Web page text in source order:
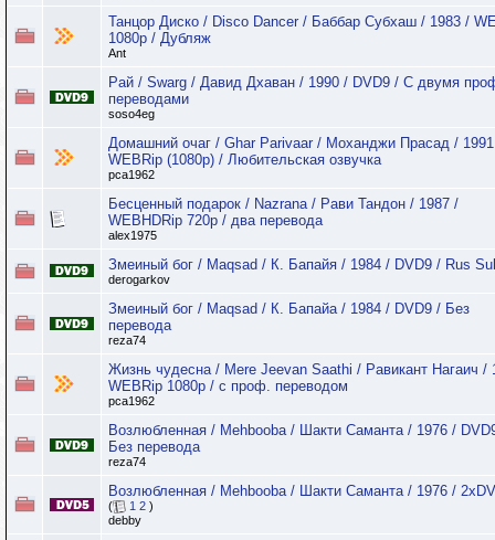
Танцор Диско / Disco Dancer / Баббар Субхаш / 1983 /
1080p / Дубляж
Ant
Рай / Swarg / Давид Дхаван / 1990 / DVD9 / С двумя
переводами
soso4eg
Домашний очаг / Ghar Parivaar / Моханджи Прасад /
WEBRip (1080p) / Любительская озвучка
pca1962
Бесценный подарок / Nazrana / Рави Тандон / 1987 /
WEBHDRip 720p / два перевода
alex1975
Змеиный бог / Maqsad / К. Бапайя / 1984 / DVD9 / Rus
derogarkov
Змеиный бог / Maqsad / К. Бапайа / 1984 / DVD9 / Без
перевода
reza74
Жизнь чудесна / Mere Jeevan Saathi / Равикант Нагаич /
WEBRip 1080p / с проф. переводом
pca1962
Возлюбленная / Mehbooba / Шакти Саманта / 1976 /
Без перевода
reza74
Возлюбленная / Mehbooba / Шакти Саманта / 1976 /
( 1 2 )
debby